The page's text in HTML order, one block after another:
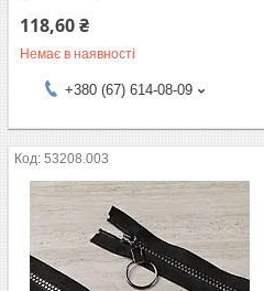
118,60 ₴
Немає в наявності
+380 (67) 614-08-09
53208.003